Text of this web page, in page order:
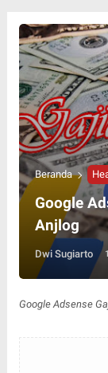
Beranda
Google
Anjlog
Dwi Sugiarto
Google Adsense